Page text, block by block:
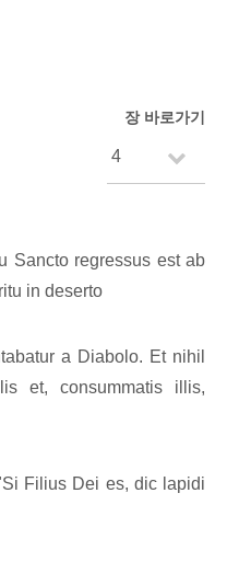
장 바로가기
Sancto regressus est ab
in deserto
a Diabolo. Et nihil
et, consummatis illis,
Filius Dei es, dic lapidi